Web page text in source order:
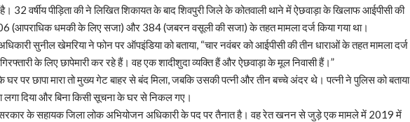
32 वर्षीय पीड़िता की ने लिखित शिकायत के बाद शिवपुरी जिले के कोतवाली थाने में ऐछवाड़ा के खिलाफ आईपीसी की
(आपराधिक धमकी के लिए सजा) और 384 (जबरन वसूली की सजा) के तहत मामला दर्ज किया गया था।
सुनील खेमरिया ने फोन पर ऑपइंडिया को बताया, “चार नवंबर को आईपीसी की तीन धाराओं के तहत मामला दर्ज
के लिए छापेमारी कर रहे हैं। वह एक शादीशुदा व्यक्ति हैं और ऐछवाड़ा के मूल निवासी हैं।”
पर छापा मारा तो मुख्य गेट बाहर से बंद मिला, जबकि उसकी पत्नी और तीन बच्चे अंदर थे। पत्नी ने पुलिस को बताया
लगा दिया और बिना किसी सूचना के घर से निकल गए।
सरकार के सहायक जिला लोक अभियोजन अधिकारी के पद पर तैनात है। वह रेत खनन से जुड़े एक मामले में 2019 में